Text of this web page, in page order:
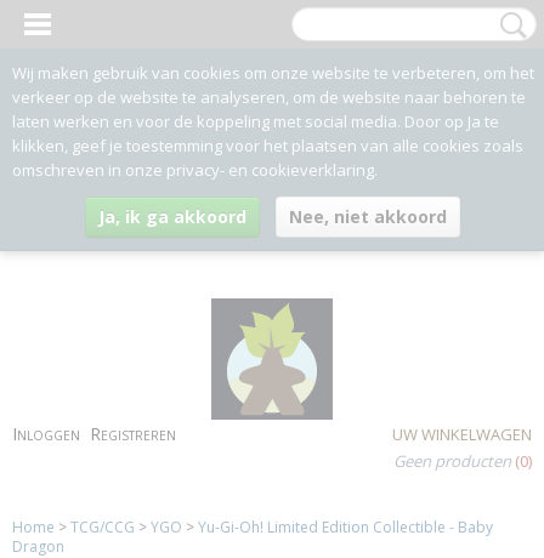
Inloggen Registreren
UW WINKELWAGEN
Geen producten (0)
Home >TCG/CCG >YGO >Yu-Gi-Oh! Limited Edition Collectible - Baby
Dragon
Wij maken gebruik van cookies om onze website te verbeteren, om het
verkeer op de website te analyseren, om de website naar behoren te
laten werken en voor de koppeling met social media. Door op Ja te
klikken, geef je toestemming voor het plaatsen van alle cookies zoals
omschreven in onze privacy- en cookieverklaring.
Ja, ik ga akkoord Nee, niet akkoord